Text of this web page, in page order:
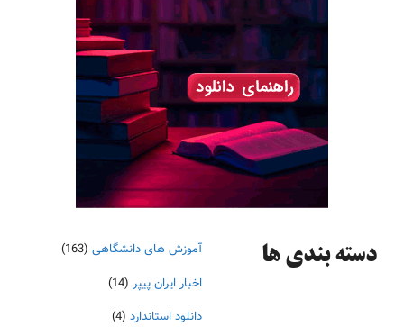
دسته‌ بندی ها آموزش های دانشگاهی (163)
اخبار ایران پیپر (14)
دانلود استاندارد (4)